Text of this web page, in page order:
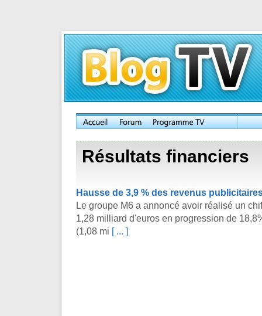
Résultats financiers
Hausse de 3,9 % des revenus
Le groupe M6 a annoncé avoir réalisé un
1,28 milliard d'euros en progression de
(1,08 mi [ ... ]